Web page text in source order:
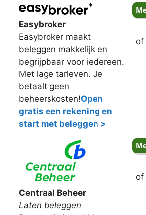
Easybroker
Easybroker maakt
beleggen makkelijk en
begrijpbaar voor iedereen.
Met lage tarieven. Je
betaalt geen
beheerskosten!Open
gratis een rekening en
start met beleggen >
of
Centraal Beheer
Laten beleggen
of